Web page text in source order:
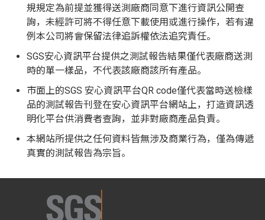
規規定為前提並獲得送測廠商同意下進行資訊公開查
詢，未經許可將不得任意下載使用或進行操作，若有違
例本公司將會保留法律追訴權依法追究責任。
SGS安心資訊平台提供之測試報告結果僅代表廠商送測
時的單一樣品，不代表該廠商該所有產品。
市面上的SGS 安心資訊平台QR code僅代表當時送檢樣
品的測試報告刊登在安心資訊平台網站上，打造資訊透
明化平台供消費者查詢，並非對廠商產品負責。
本網站所提供之任何資料皆無涉及商業行為，僅為傳遞
真實的測試報告為宗旨。